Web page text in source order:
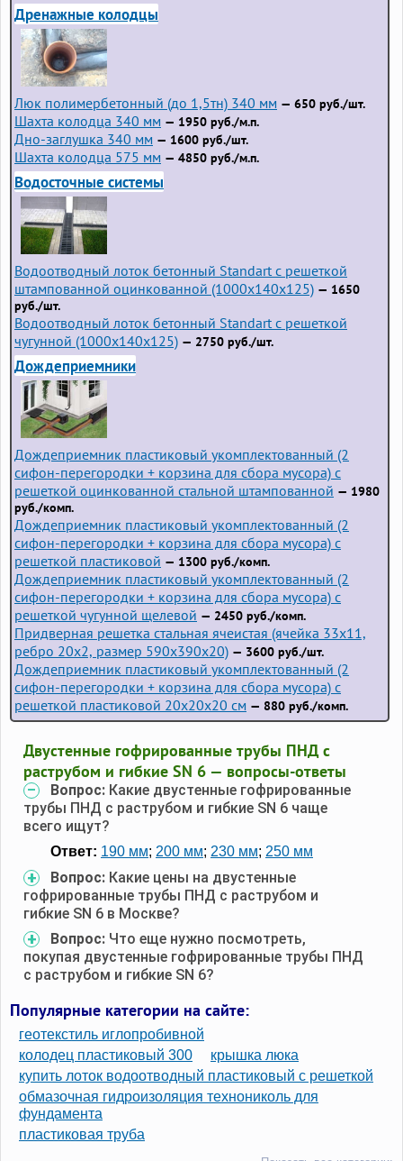
Дренажные колодцы
Люк полимербетонный (до 1,5тн) 340 мм — 650 руб./шт.
Шахта колодца 340 мм — 1950 руб./м.п.
Дно-заглушка 340 мм — 1600 руб./шт.
Шахта колодца 575 мм — 4850 руб./м.п.
Водосточные системы
Водоотводный лоток бетонный Standart с решеткой
штампованной оцинкованной (1000x140x125) — 1650
руб./шт.
Водоотводный лоток бетонный Standart с решеткой
чугунной (1000x140x125) — 2750 руб./шт.
Дождеприемники
Дождеприемник пластиковый укомплектованный (2
сифон-перегородки + корзина для сбора мусора) с
решеткой оцинкованной стальной штампованной — 1980
руб./комп.
Дождеприемник пластиковый укомплектованный (2
сифон-перегородки + корзина для сбора мусора) с
решеткой пластиковой — 1300 руб./комп.
Дождеприемник пластиковый укомплектованный (2
сифон-перегородки + корзина для сбора мусора) с
решеткой чугунной щелевой — 2450 руб./комп.
Придверная решетка стальная ячеистая (ячейка 33x11,
ребро 20x2, размер 590x390x20) — 3600 руб./шт.
Дождеприемник пластиковый укомплектованный (2
сифон-перегородки + корзина для сбора мусора) с
решеткой пластиковой 20х20х20 см — 880 руб./комп.
Двустенные гофрированные трубы ПНД с
раструбом и гибкие SN 6 — вопросы-ответы
Вопрос: Какие двустенные гофрированные
трубы ПНД с раструбом и гибкие SN 6 чаще
всего ищут?
Ответ: 190 мм; 200 мм; 230 мм; 250 мм
Вопрос: Какие цены на двустенные
гофрированные трубы ПНД с раструбом и
гибкие SN 6 в Москве?
Вопрос: Что еще нужно посмотреть,
покупая двустенные гофрированные трубы ПНД
с раструбом и гибкие SN 6?
Популярные категории на сайте:
геотекстиль иглопробивной
колодец пластиковый 300
крышка люка
купить лоток водоотводный пластиковый с решеткой
обмазочная гидроизоляция технониколь для
фундамента
пластиковая труба